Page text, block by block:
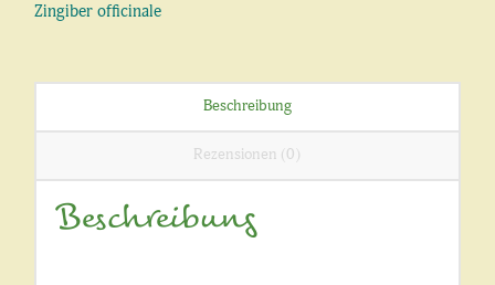
Zingiber officinale
Beschreibung
Rezensionen (0)
Beschreibung